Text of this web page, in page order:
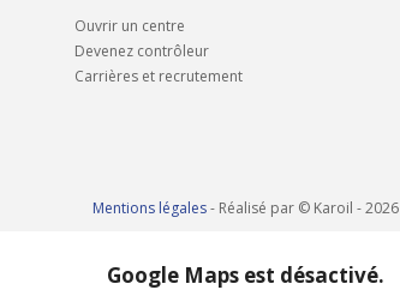
Ouvrir un centre
Devenez contrôleur
Carrières et recrutement
Mentions légales- Réalisé par © Karoil - 2026
Google Maps est désactivé.